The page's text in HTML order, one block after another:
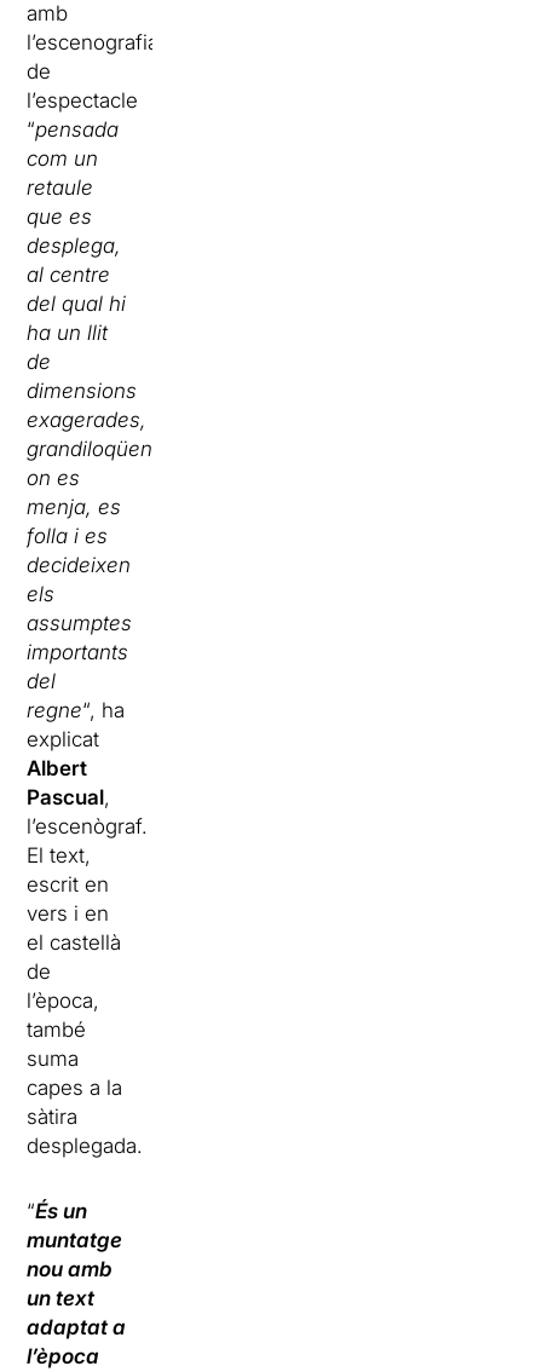
amb
l’escenografia
de
l’espectacle
“pensada
com un
retaule
que es
desplega,
al centre
del qual hi
ha un llit
de
dimensions
exagerades,
grandiloqüents,
on es
menja, es
folla i es
decideixen
els
assumptes
importants
del
regne“, ha
explicat
Albert
Pascual,
l’escenògraf.
El text,
escrit en
vers i en
el castellà
de
l’època,
també
suma
capes a la
sàtira
desplegada.
“És un
muntatge
nou amb
un text
adaptat a
l’època